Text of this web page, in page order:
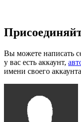
Вы можете написать
у вас есть аккаунт,
имени своего